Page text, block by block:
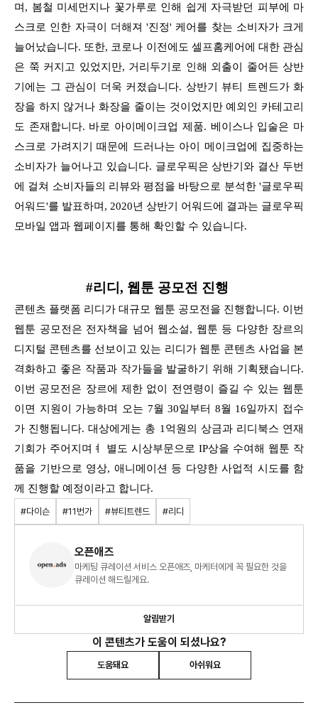
며, 봄철 미세먼지나 꽃가루로 인해 쉽게 자극받던 피부에 마
스크로 인한 자극이 더해져 '진정' 케어를 찾는 소비자가 크게
늘어났습니다. 또한, 코로나 이전에도 셀프홈케어에 대한 관심
은 쭉 커지고 있었지만, 거리두기로 인해 외출이 줄어든 상반
기에는 그 관심이 더욱 커졌습니다. 상반기 뷰티 트렌드가 화
장을 하지 않거나 화장을 줄이는 것이었지만 예외인 카테고리
도 존재합니다. 바로 아이메이크업 제품. 베이스나 입술은 마
스크로 가려지기 때문에 드러나는 아이 메이크업에 집중하는
소비자가 늘어나고 있습니다. 글로우픽은 상반기와 결산 두번
에 걸쳐 소비자들의 리뷰와 평점을 바탕으로 분석한 '글로우픽
어워드'를 발표하며, 2020년 상반기 어워드에 결과는 글로우픽
모바일 앱과 웹페이지를 통해 확인할 수 있습니다.
#리디, 웹툰 공모전 진행
콘텐츠 플랫폼 리디가 대규모 웹툰 공모전을 진행합니다. 이번
웹툰 공모전은 전자책을 넘어 웹소설, 웹툰 등 다양한 장르의
디지털 콘텐츠를 선보이고 있는 리디가 웹툰 콘텐츠 사업을 본
격화하고 좋은 작품과 작가들을 발굴하기 위해 기획됐습니다.
이번 공모전은 장르에 제한 없이 전연령이 즐길 수 있는 웹툰
이면 지원이 가능하며 오는 7월 30일부터 8월 16일까지 접수
가 진행됩니다. 대상에게는 총 1억원의 상금과 리디북스 연재
기회가 주어지며ㅕ 별도 시상부문으로 IP상을 수여해 웹툰 작
품을 기반으로 영상, 애니메이션 등 다양한 사업적 시도를 함
께 진행할 예정이라고 합니다.
#다이슨 #11번가 #뷰티트렌드 #리디
오픈애즈
마케팅 큐레이션 서비스 오픈애즈, 마케터에게 꼭 필요한 것을
큐레이션 해드릴게요.
알림받기
이 콘텐츠가 도움이 되셨나요?
도움돼요 아쉬워요